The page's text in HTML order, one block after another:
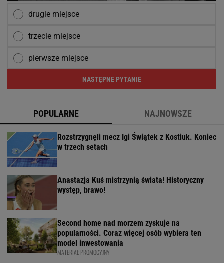
drugie miejsce
trzecie miejsce
pierwsze miejsce
NASTĘPNE PYTANIE
POPULARNE NAJNOWSZE
Rozstrzygnęli mecz Igi Świątek z Kostiuk. Koniec
w trzech setach
Anastazja Kuś mistrzynią świata! Historyczny
występ, brawo!
Second home nad morzem zyskuje na
popularności. Coraz więcej osób wybiera ten
model inwestowania
MATERIAŁ PROMOCYJNY